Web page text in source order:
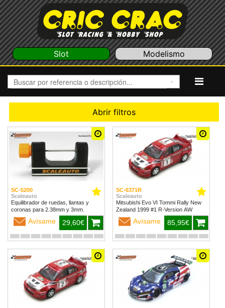
Slot Modelismo
Abrir filtros
SC-5200
Scaleauto
Equilibrador de ruedas, llantas y
coronas para 2.38mm y 3mm.
Avísame 29,60€
SC-6371R
Scaleauto
Mitsubishi Evo VI Tommi Rally New
Zealand 1999 #1 R-Version AW
Avísame 85,95€